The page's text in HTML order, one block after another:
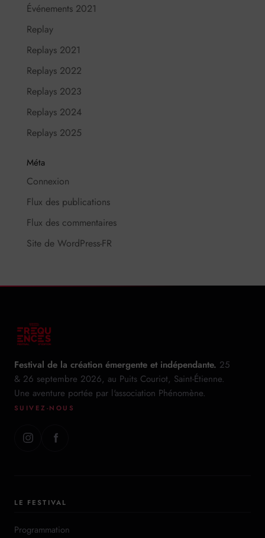
Événements 2021
Replay
Replays 2021
Replays 2022
Replays 2023
Replays 2024
Replays 2025
Méta
Connexion
Flux des publications
Flux des commentaires
Site de WordPress-FR
Festival de la création émergente et indépendante. 25
& 26 septembre 2026, au Puits Couriot, Saint-Étienne.
Une aventure portée par l'association Phénomène.
SUIVEZ-NOUS
LE FESTIVAL
Programmation